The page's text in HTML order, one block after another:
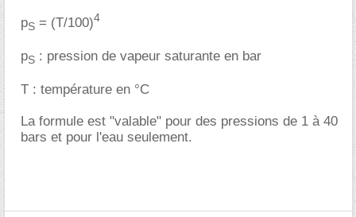
pS = (T/100)4
pS : pression de vapeur saturante en bar
T : température en °C
La formule est "valable" pour des pressions de 1 à 40
bars et pour l'eau seulement.